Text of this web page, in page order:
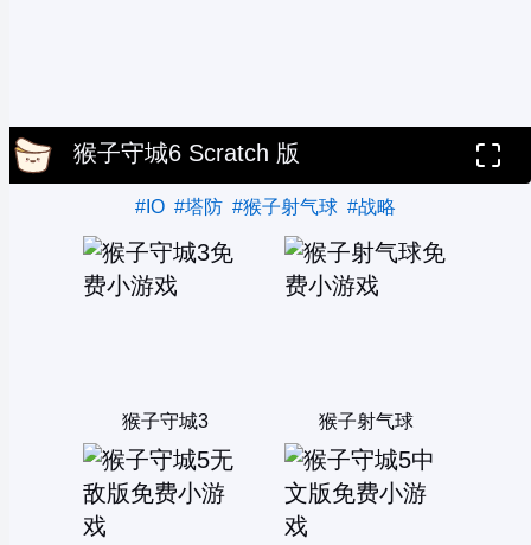
猴子守城6 Scratch 版
#IO #塔防 #猴子射气球 #战略
猴子守城3 猴子射气球